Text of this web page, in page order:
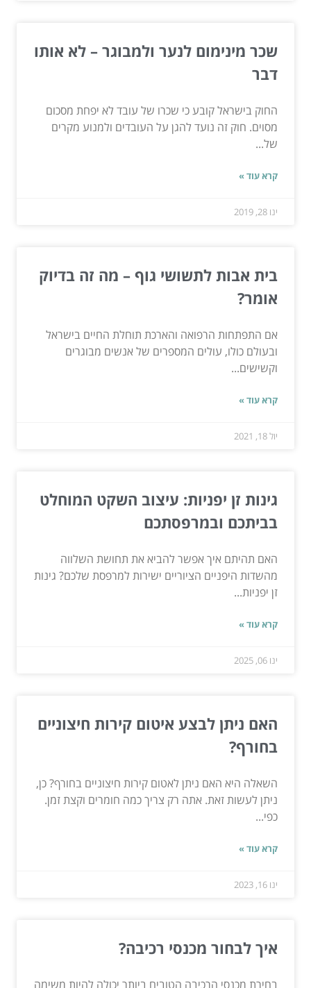
שכר מינימום לנער ולמבוגר – לא אותו
דבר
החוק בישראל קובע כי שכרו של עובד לא יפחת מסכום
מסוים. חוק זה נועד להגן על העובדים ולמנוע מקרים
של...
קרא עוד »
ינו 28, 2019
בית אבות לתשושי גוף – מה זה בדיוק
אומר?
אם התפתחות הרפואה והארכת תוחלת החיים בישראל
ובעולם כולו, עולים המספרים של אנשים מבוגרים
וקשישים...
קרא עוד »
יול 18, 2021
גינות זן יפניות: עיצוב השקט המוחלט
בביתכם ובמרפסתכם
האם תהיתם איך אפשר להביא את תחושת השלווה
מהשדות היפניים הציוריים ישירות למרפסת שלכם? גינות
זן יפניות...
קרא עוד »
ינו 06, 2025
האם ניתן לבצע איטום קירות חיצוניים
בחורף?
השאלה היא האם ניתן לאטום קירות חיצוניים בחורף? כן,
ניתן לעשות זאת. אתה רק צריך כמה חומרים וקצת זמן.
כפי...
קרא עוד »
ינו 16, 2023
איך לבחור מכנסי רכיבה?
בחירת מכנסי הרכיבה הטובים ביותר יכולה להיות משימה